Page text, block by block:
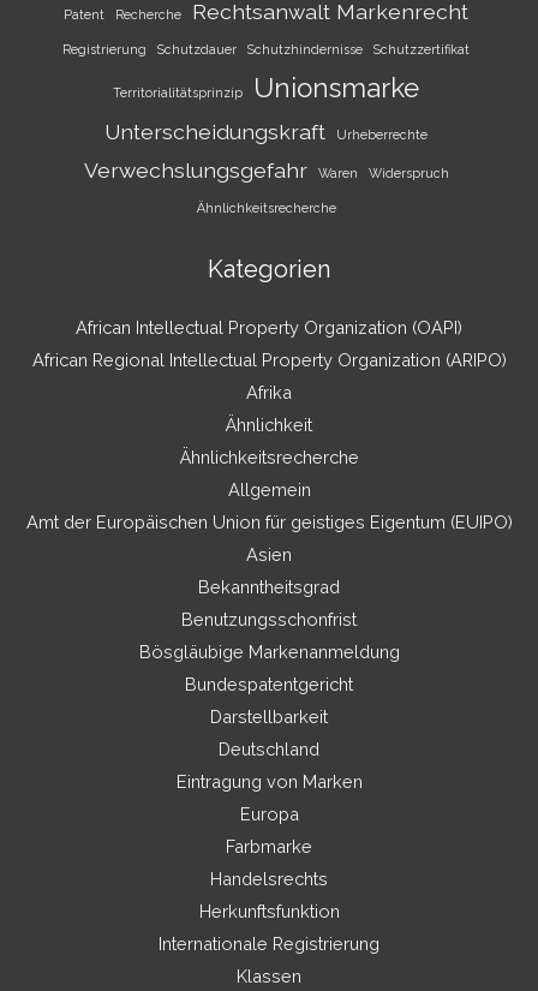
Patent Recherche Rechtsanwalt Markenrecht
Registrierung Schutzdauer Schutzhindernisse Schutzzertifikat
Territorialitätsprinzip Unionsmarke
Unterscheidungskraft Urheberrechte
Verwechslungsgefahr Waren Widerspruch
Ähnlichkeitsrecherche
Kategorien
African Intellectual Property Organization (OAPI)
African Regional Intellectual Property Organization (ARIPO)
Afrika
Ähnlichkeit
Ähnlichkeitsrecherche
Allgemein
Amt der Europäischen Union für geistiges Eigentum (EUIPO)
Asien
Bekanntheitsgrad
Benutzungsschonfrist
Bösgläubige Markenanmeldung
Bundespatentgericht
Darstellbarkeit
Deutschland
Eintragung von Marken
Europa
Farbmarke
Handelsrechts
Herkunftsfunktion
Internationale Registrierung
Klassen